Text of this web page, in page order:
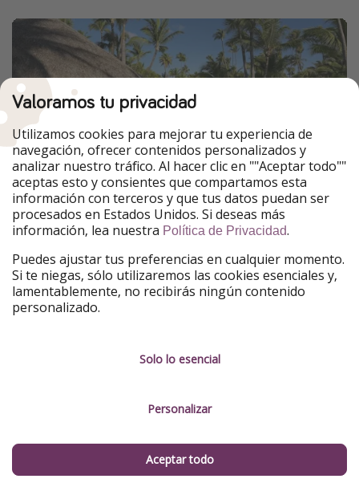
⏰ Viajes de última hora en diciembre
Diciembre es un mes de dos velocidades para los
chollos de última hora :
Valoramos tu privacidad
Utilizamos cookies para mejorar tu experiencia de
navegación, ofrecer contenidos personalizados y
analizar nuestro tráfico. Al hacer clic en ""Aceptar todo""
aceptas esto y consientes que compartamos esta
información con terceros y que tus datos puedan ser
procesados en Estados Unidos. Si deseas más
información, lea nuestra Política de Privacidad.
Puedes ajustar tus preferencias en cualquier momento.
Si te niegas, sólo utilizaremos las cookies esenciales y,
lamentablemente, no recibirás ningún contenido
personalizado.
Solo lo esencial
Personalizar
Aceptar todo